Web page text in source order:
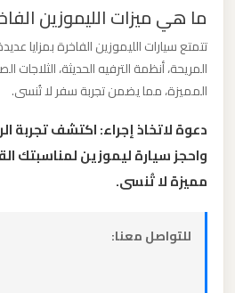
ما هي ميزات الليموزين
تتمتع سيارات الليموزين الفاخرة بمزايا
المريحة، أنظمة الترفيه الحديثة، الثلاجات
المميزة، مما يضمن تجربة سفر لا تُنسى.
دعوة لاتخاذ إجراء: اكتشف تجربة
واحجز سيارة ليموزين لمناسبتك
مميزة لا تُنسى.
للتواصل معنا:
ليموزين
مطار
القاهرة
اسكندرية
ليموزين
مطار
القاهرة